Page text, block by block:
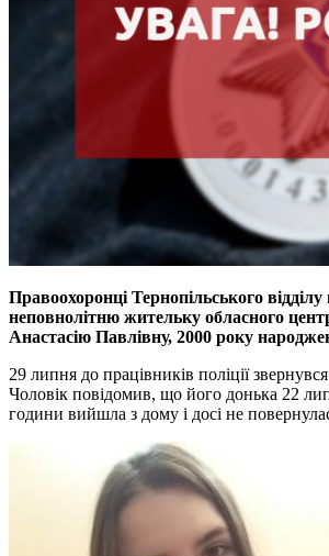
Правоохоронці Тернопільського
неповнолітню жительку обласного
Анастасію Павлівну, 2000 року
29 липня до працівників поліції
Чоловік повідомив, що його донька 22
години вийшла з дому і досі не